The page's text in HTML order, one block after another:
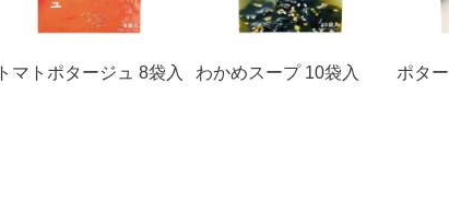
トマトポタージュ 8袋入 わかめスープ 10袋入 ポタ